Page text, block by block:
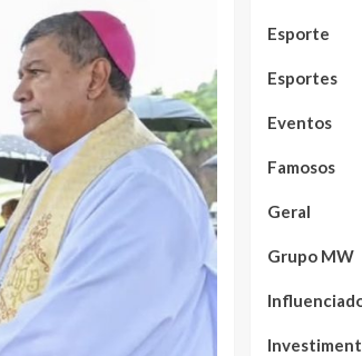
Esporte
Esportes
Eventos
Famosos
Geral
Grupo MW